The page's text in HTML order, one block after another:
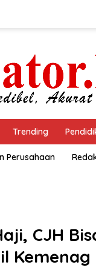
Trending
Perusahaan
CJH
Kemenag